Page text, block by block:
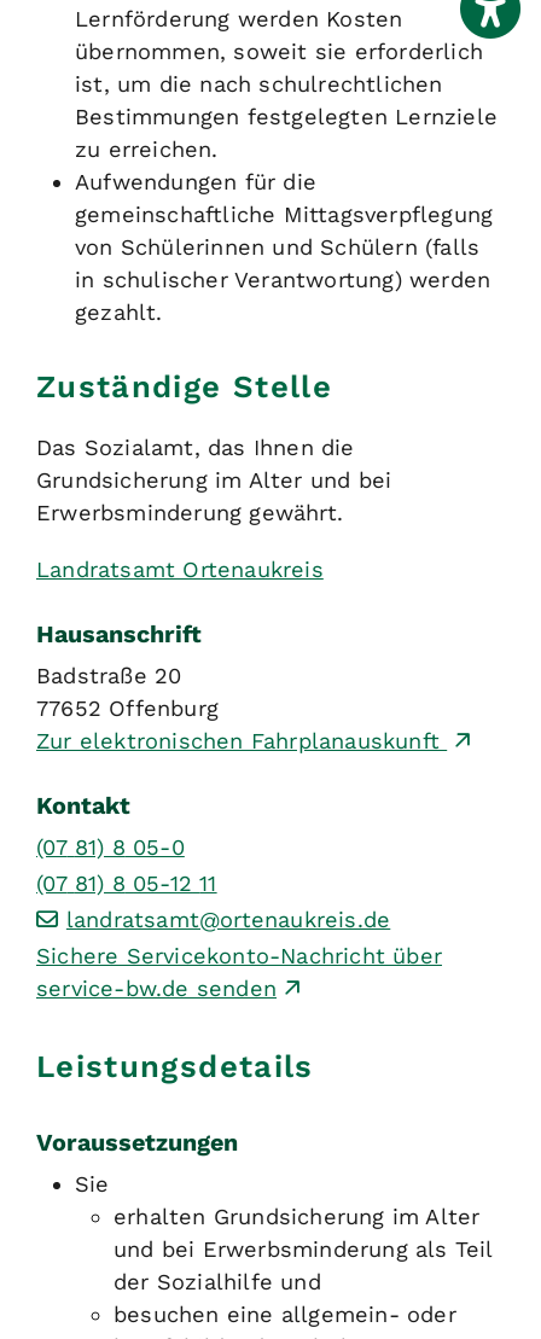
Lernförderung werden Kosten
übernommen, soweit sie erforderlich
ist, um die nach schulrechtlichen
Bestimmungen festgelegten Lernziele
zu erreichen.
Aufwendungen für die
gemeinschaftliche Mittagsverpflegung
von Schülerinnen und Schülern (falls
in schulischer Verantwortung) werden
gezahlt.
Zuständige Stelle
Das Sozialamt, das Ihnen die
Grundsicherung im Alter und bei
Erwerbsminderung gewährt.
Landratsamt Ortenaukreis
Hausanschrift
Badstraße 20
77652 Offenburg
Zur elektronischen Fahrplanauskunft
Kontakt
(07 81) 8 05-0
(07 81) 8 05-12 11
landratsamt@ortenaukreis.de
Sichere Servicekonto-Nachricht über
service-bw.de senden
Leistungsdetails
Voraussetzungen
Sie
erhalten Grundsicherung im Alter
und bei Erwerbsminderung als Teil
der Sozialhilfe und
besuchen eine allgemein- oder